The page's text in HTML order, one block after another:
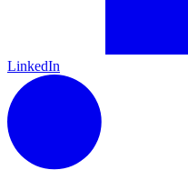
LinkedIn